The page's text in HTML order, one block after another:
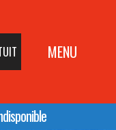
MENU